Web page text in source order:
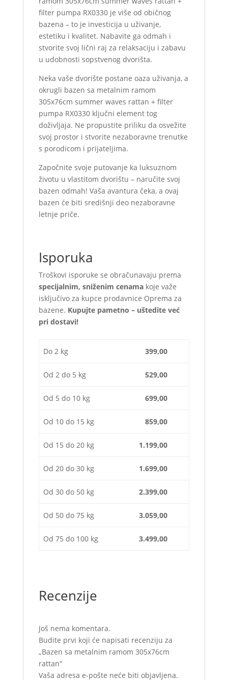
filter pumpa RX0330 je više od običnog
bazena – to je investicija u uživanje,
estetiku i kvalitet. Nabavite ga odmah i
stvorite svoj lični raj za relaksaciju i zabavu
u udobnosti sopstvenog dvorišta.
Neka vaše dvorište postane oaza uživanja, a
okrugli bazen sa metalnim ramom
305x76cm summer waves rattan + filter
pumpa RX0330 ključni element tog
doživljaja. Ne propustite priliku da osvežite
svoj prostor i stvorite nezaboravne trenutke
s porodicom i prijateljima.
Započnite svoje putovanje ka luksuznom
životu u vlastitom dvorištu – naručite svoj
bazen odmah! Vaša avantura čeka, a ovaj
bazen će biti središnji deo nezaboravne
letnje priče.
Isporuka
Troškovi isporuke se obračunavaju prema
specijalnim, sniženim cenamakoje važe
isključivo za kupce prodavnice Oprema za
bazene. Kupujte pametno – uštedite već
pri dostavi!
Do 2 kg 399,00
Od 2 do 5 kg 529,00
Od 5 do 10 kg 699,00
Od 10 do 15 kg 859,00
Od 15 do 20 kg 1.199,00
Od 20 do 30 kg 1.699,00
Od 30 do 50 kg 2.399,00
Od 50 do 75 kg 3.059,00
Od 75 do 100 kg 3.499,00
Recenzije
Još nema komentara.
Budite prvi koji će napisati recenziju za
„Bazen sa metalnim ramom 305x76cm
rattan“
Vaša adresa e-pošte neće biti objavljena.